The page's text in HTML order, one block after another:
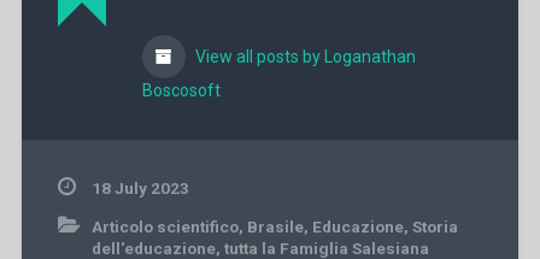
View all posts by Loganathan
Boscosoft
18 July 2023
Articolo scientifico, Brasile, Educazione, Storia
dell'educazione, tutta la Famiglia Salesiana